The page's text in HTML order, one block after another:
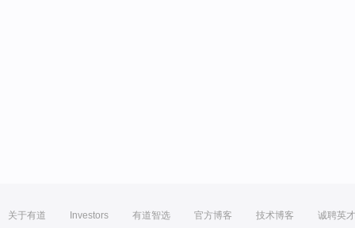
关于有道 Investors 有道智选 官方博客 技术博客 诚聘英才